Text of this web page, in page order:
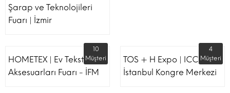
Şarap ve Teknolojileri
Fuarı | İzmir
HOMETEX | Ev Tekstili Ve
Aksesuarları Fuarı - İFM
10
Müşteri
TOS + H Expo | ICC -
İstanbul Kongre Merkezi
4
Müşteri